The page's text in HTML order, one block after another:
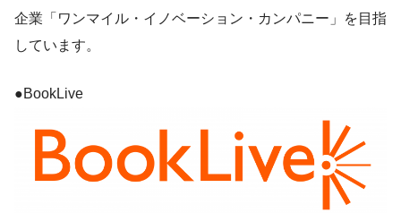
企業「ワンマイル・イノベーション・カンパニー」を目指
しています。
●BookLive